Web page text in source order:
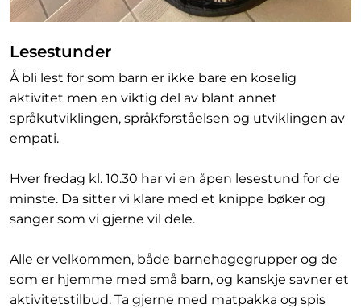
Lesestunder
Å bli lest for som barn er ikke bare en koselig
aktivitet men en viktig del av blant annet
språkutviklingen, språkforståelsen og utviklingen av
empati.
Hver fredag kl. 10.30 har vi en åpen lesestund for de
minste. Da sitter vi klare med et knippe bøker og
sanger som vi gjerne vil dele.
Alle er velkommen, både barnehagegrupper og de
som er hjemme med små barn, og kanskje savner et
aktivitetstilbud. Ta gjerne med matpakka og spis